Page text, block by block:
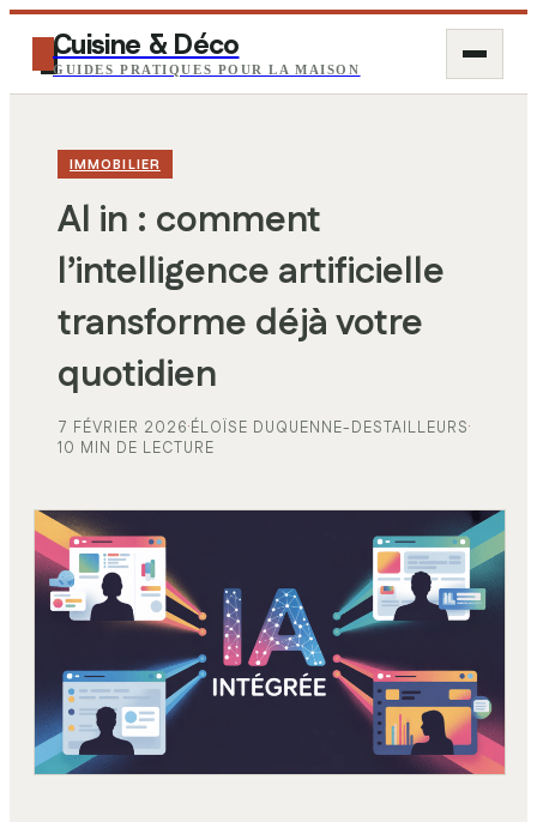
Cuisine & Déco
GUIDES PRATIQUES POUR LA MAISON
IMMOBILIER
Al in : comment
l’intelligence artificielle
transforme déjà votre
quotidien
7 FÉVRIER 2026·ÉLOÏSE DUQUENNE-DESTAILLEURS·
10 MIN DE LECTURE